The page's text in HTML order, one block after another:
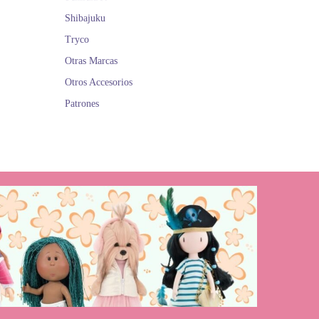
Shibajuku
Tryco
Otras Marcas
Otros Accesorios
Patrones